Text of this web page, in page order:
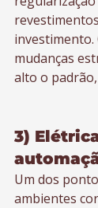
investimento.
mudanças
alto o
3)
Um dos
ambientes